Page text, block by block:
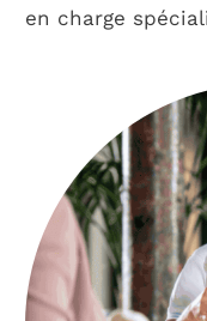
en charge